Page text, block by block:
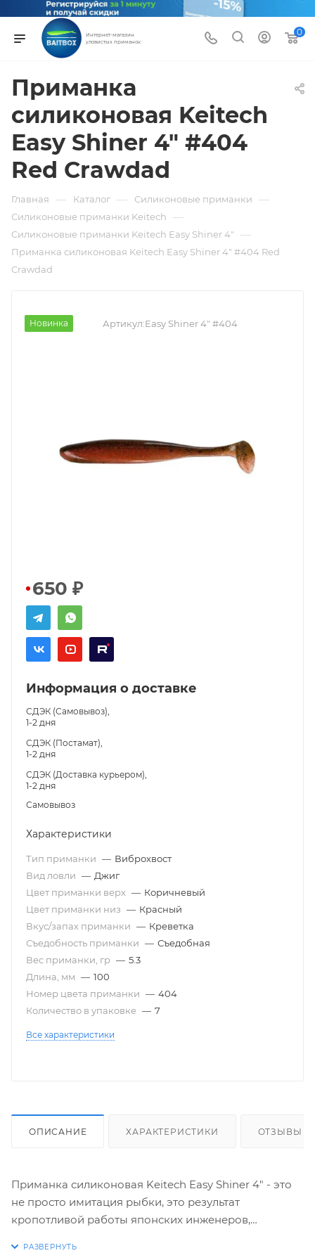
Интернет-магазин
уловистых приманок
0
Приманка
силиконовая Keitech
Easy Shiner 4" #404
Red Crawdad
Главная — Каталог — Силиконовые приманки —
Силиконовые приманки Keitech —
Силиконовые приманки Keitech Easy Shiner 4" —
Приманка силиконовая Keitech Easy Shiner 4" #404 Red
Crawdad
Новинка Артикул:Easy Shiner 4" #404
650 ₽
Информация о доставке
СДЭК (Самовывоз),
1-2 дня
СДЭК (Постамат),
1-2 дня
СДЭК (Доставка курьером),
1-2 дня
Самовывоз
Характеристики
Тип приманки — Виброхвост
Вид ловли — Джиг
Цвет приманки верх — Коричневый
Цвет приманки низ — Красный
Вкус/запах приманки — Креветка
Съедобность приманки — Съедобная
Вес приманки, гр — 5.3
Длина, мм — 100
Номер цвета приманки — 404
Количество в упаковке — 7
Все характеристики
ОПИСАНИЕ ХАРАКТЕРИСТИКИ ОТЗЫВЫ
Приманка силиконовая Keitech Easy Shiner 4" - это
не просто имитация рыбки, это результат
кропотливой работы японских инженеров,